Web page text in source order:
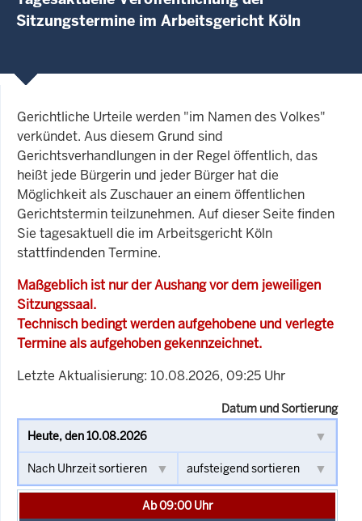
Sitzungstermine im Arbeitsgericht Köln
Gerichtliche Urteile werden "im Namen des Volkes"
verkündet. Aus diesem Grund sind
Gerichtsverhandlungen in der Regel öffentlich, das
heißt jede Bürgerin und jeder Bürger hat die
Möglichkeit als Zuschauer an einem öffentlichen
Gerichtstermin teilzunehmen. Auf dieser Seite finden
Sie tagesaktuell die im Arbeitsgericht Köln
stattfindenden Termine.
Maßgeblich ist nur der Aushang vor dem jeweiligen
Sitzungssaal.
Technisch bedingt werden aufgehobene und verlegte
Termine als aufgehoben gekennzeichnet.
Letzte Aktualisierung: 10.08.2026, 09:25 Uhr
Datum und Sortierung
Ab 09:00 Uhr